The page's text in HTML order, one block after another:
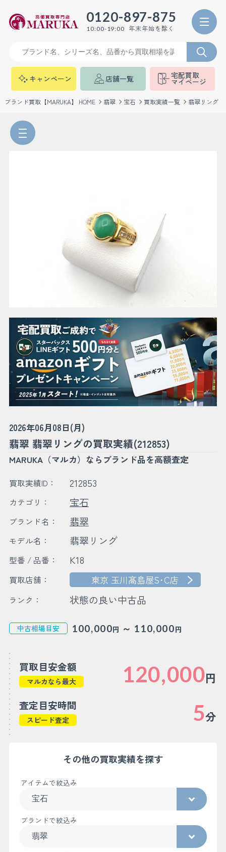
0120-897-875
10:00-19:00 年末年始を除く
キャンペーン 店舗一覧 宅配買取
マイページ
ブランド買取【MARUKA】 HOME 翡翠 宝石 買取実績一覧 翡翠リング
2026年06月08日(月)
翡翠 翡翠リングの買取実績(212853)
MARUKA（マルカ）ならブランド品を高額査定
買取実績ID： 212853
カテゴリ： 宝石
ブランド名： 翡翠
モデル名： 翡翠リング
型番 / 品番： K18
買取店舗： 東京 玉川髙島屋S･C店
ランク： 状態の良い中古品
中古相場目安 100,000円 ～ 110,000円
買取目安金額
マルカなら最大 120,000円
査定目安時間
スピード査定 5分
その他の買取実績を探す
アイテムで絞込み
ブランドで絞込み